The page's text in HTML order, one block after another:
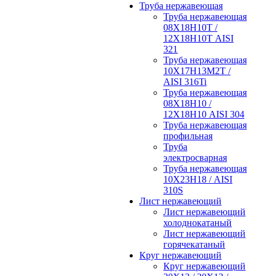
Труба нержавеющая
Труба нержавеющая
08Х18Н10Т /
12Х18Н10Т AISI
321
Труба нержавеющая
10Х17Н13М2Т /
AISI 316Ti
Труба нержавеющая
08Х18Н10 /
12Х18Н10 AISI 304
Труба нержавеющая
профильная
Труба
электросварная
Труба нержавеющая
10Х23Н18 / AISI
310S
Лист нержавеющий
Лист нержавеющий
холоднокатаный
Лист нержавеющий
горячекатаный
Круг нержавеющий
Круг нержавеющий